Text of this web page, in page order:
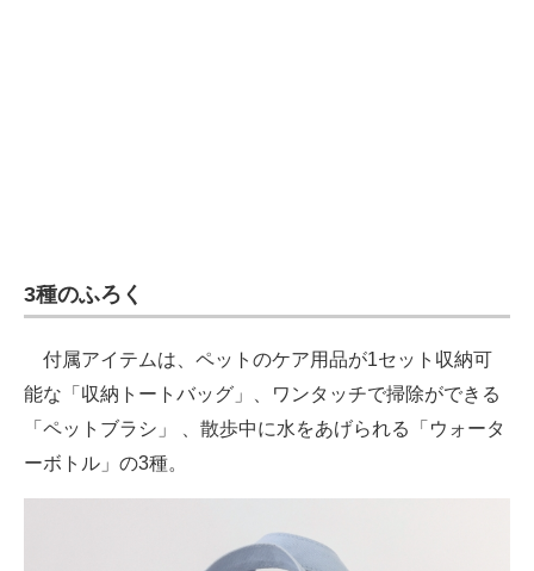
3種のふろく
付属アイテムは、ペットのケア用品が1セット収納可
能な「収納トートバッグ」、ワンタッチで掃除ができる
「ペットブラシ」 、散歩中に水をあげられる「ウォータ
ーボトル」の3種。